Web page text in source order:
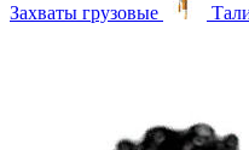
Захваты грузовые